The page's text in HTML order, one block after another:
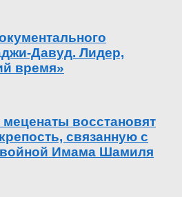
Давуд. Лидер,
время»
меценаты восстановят
связанную с
войной Имама Шамиля